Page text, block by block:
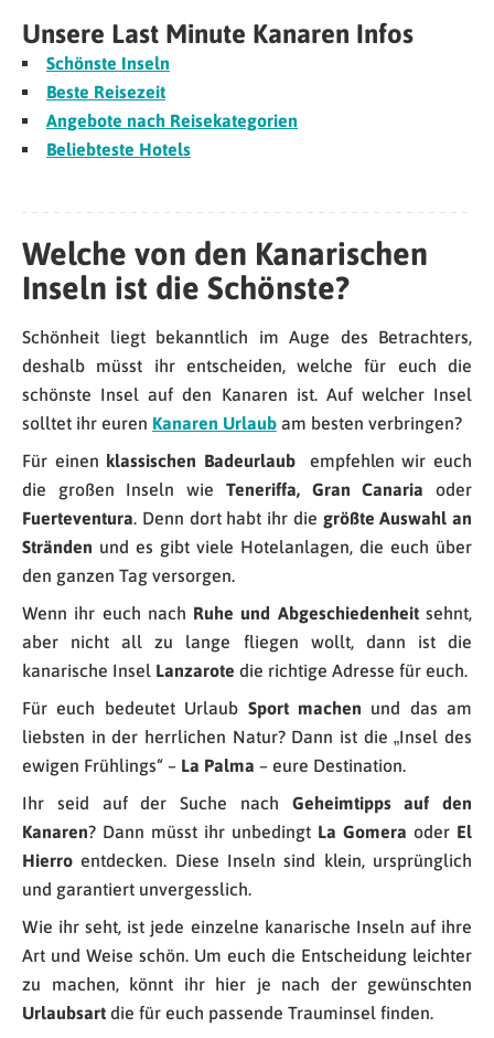
Unsere Last Minute Kanaren Infos
Schönste Inseln
Beste Reisezeit
Angebote nach Reisekategorien
Beliebteste Hotels
Welche von den Kanarischen
Inseln ist die Schönste?
Schönheit liegt bekanntlich im Auge des Betrachters,
deshalb müsst ihr entscheiden, welche für euch die
schönste Insel auf den Kanaren ist. Auf welcher Insel
solltet ihr euren Kanaren Urlaub am besten verbringen?
Für einen klassischen Badeurlaubempfehlen wir euch
die großen Inseln wie Teneriffa, Gran Canaria oder
Fuerteventura. Denn dort habt ihr die größte Auswahl an
Stränden und es gibt viele Hotelanlagen, die euch über
den ganzen Tag versorgen.
Wenn ihr euch nach Ruhe und Abgeschiedenheitsehnt,
aber nicht all zu lange fliegen wollt, dann ist die
kanarische Insel Lanzarote die richtige Adresse für euch.
Für euch bedeutet Urlaub Sport machen und das am
liebsten in der herrlichen Natur? Dann ist die „Insel des
ewigen Frühlings“ – La Palma – eure Destination.
Ihr seid auf der Suche nach Geheimtipps auf den
Kanaren? Dann müsst ihr unbedingt La Gomera oder El
Hierro entdecken. Diese Inseln sind klein, ursprünglich
und garantiert unvergesslich.
Wie ihr seht, ist jede einzelne kanarische Inseln auf ihre
Art und Weise schön. Um euch die Entscheidung leichter
zu machen, könnt ihr hier je nach der gewünschten
Urlaubsart die für euch passende Trauminsel finden.